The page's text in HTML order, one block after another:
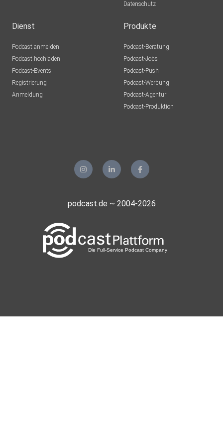
Datenschutz
Dienst
Podcast anmelden
Podcast hochladen
Podcast-Events
Registrierung
Anmeldung
Produkte
Podcast-Beratung
Podcast-Jobs
Podcast-Push
Podcast-Werbung
Podcast-Agentur
Podcast-Produktion
podcast.de ~ 2004-2026